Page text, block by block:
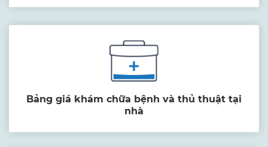
Bảng giá khám chữa bệnh và thủ thuật tại
nhà